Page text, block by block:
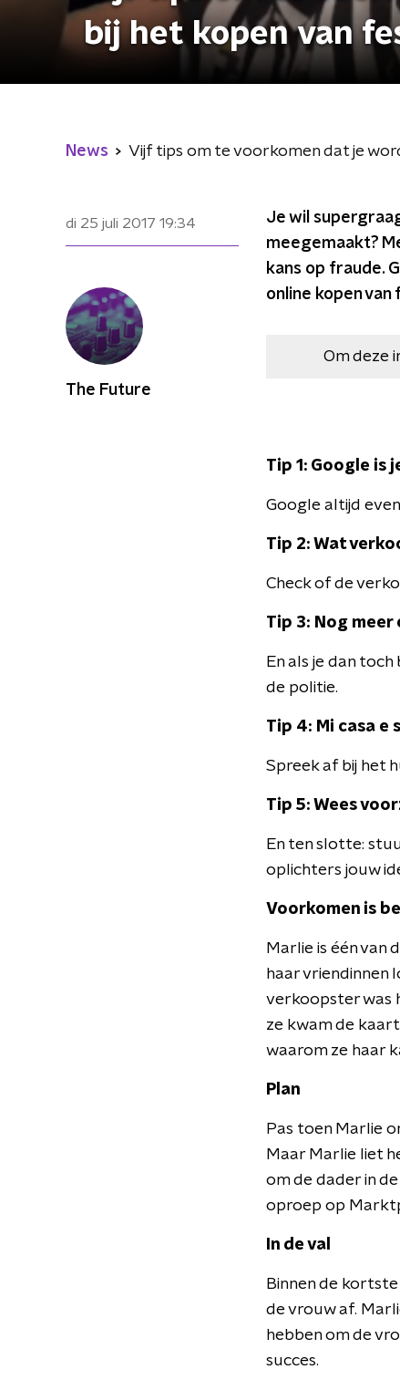
bij het kopen van
News Vijf tips om te voorkomen dat je
di 25 juli 2017 19:34
Je wil
meegemaakt?
kans op fraude.
online kopen
Om deze
Tip 1: Google is
Google altijd
Tip 2: Wat
Check of de
Tip 3: Nog
En als je dan
de politie.
Tip 4: Mi casa e
Spreek af bij het
Tip 5: Wees
En ten slotte:
oplichters jouw
Voorkomen is
Marlie is één van
haar vriendinnen
verkoopster was
ze kwam de
waarom ze haar
Plan
Pas toen Marlie
Maar Marlie liet
om de dader in
oproep op
In de val
Binnen de
de vrouw af.
hebben om de
succes.
The Future